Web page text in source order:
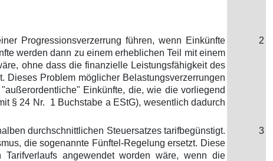
Progressionsverzerrung führen, wenn Einkünfte
werden dann zu einem erheblichen Teil mit einem
ohne dass die finanzielle Leistungsfähigkeit des
Problem möglicher Belastungsverzerrungen
Einkünfte, die, wie die vorliegend
§ 24 Nr. 1 Buchstabe a EStG), wesentlich dadurch
2
durchschnittlichen Steuersatzes tarifbegünstigt.
die sogenannte Fünftel-Regelung ersetzt. Diese
angewendet worden wäre, wenn die
3